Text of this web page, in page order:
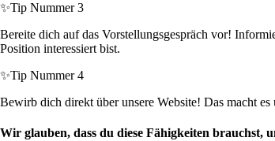
✨Tip Nummer 3
Bereite dich auf das Vorstellungsgespräch vor!
Position interessiert bist.
✨Tip Nummer 4
Bewirb dich direkt über unsere Website! Das macht
Wir glauben, dass du diese Fähigkeiten brauchst,